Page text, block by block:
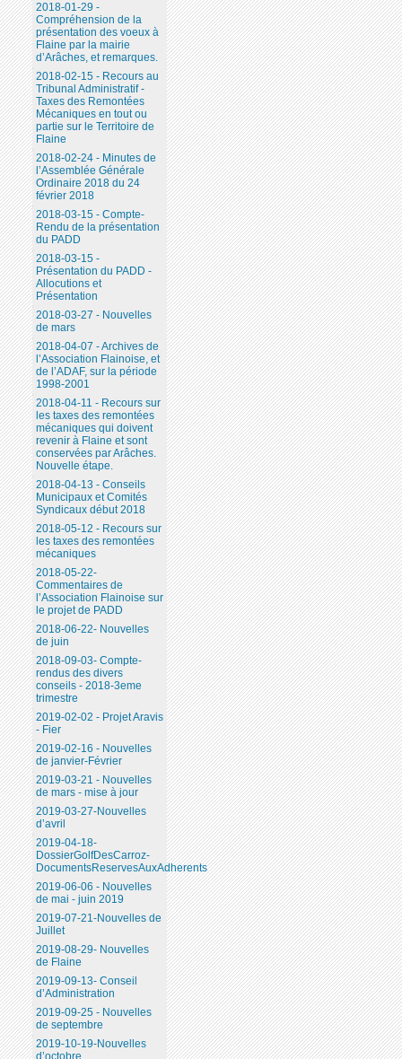
2018-01-29 -
Compréhension de la
présentation des voeux à
Flaine par la mairie
d’Arâches, et remarques.
2018-02-15 - Recours au
Tribunal Administratif -
Taxes des Remontées
Mécaniques en tout ou
partie sur le Territoire de
Flaine
2018-02-24 - Minutes de
l’Assemblée Générale
Ordinaire 2018 du 24
février 2018
2018-03-15 - Compte-
Rendu de la présentation
du PADD
2018-03-15 -
Présentation du PADD -
Allocutions et
Présentation
2018-03-27 - Nouvelles
de mars
2018-04-07 - Archives de
l’Association Flainoise, et
de l’ADAF, sur la période
1998-2001
2018-04-11 - Recours sur
les taxes des remontées
mécaniques qui doivent
revenir à Flaine et sont
conservées par Arâches.
Nouvelle étape.
2018-04-13 - Conseils
Municipaux et Comités
Syndicaux début 2018
2018-05-12 - Recours sur
les taxes des remontées
mécaniques
2018-05-22-
Commentaires de
l’Association Flainoise sur
le projet de PADD
2018-06-22- Nouvelles
de juin
2018-09-03- Compte-
rendus des divers
conseils - 2018-3eme
trimestre
2019-02-02 - Projet Aravis
- Fier
2019-02-16 - Nouvelles
de janvier-Février
2019-03-21 - Nouvelles
de mars - mise à jour
2019-03-27-Nouvelles
d’avril
2019-04-18-
DossierGolfDesCarroz-
DocumentsReservesAuxAdherents
2019-06-06 - Nouvelles
de mai - juin 2019
2019-07-21-Nouvelles de
Juillet
2019-08-29- Nouvelles
de Flaine
2019-09-13- Conseil
d’Administration
2019-09-25 - Nouvelles
de septembre
2019-10-19-Nouvelles